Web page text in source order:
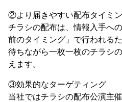
②より届きやすい配布タイミ
チラシの配布は、情報入手へ
前のタイミング」で行われる
待ちながら一枚一枚のチラシ
えます。
③効果的なターゲティング
当社ではチラシの配布公演主